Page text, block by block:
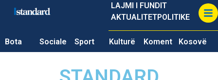
LAJMI I FUNDIT
AKTUALITETPOLITIKE
Bota Sociale Sport Kulturë Koment Kosovë